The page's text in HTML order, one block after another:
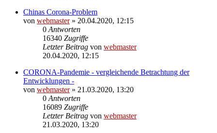
Chinas Corona-Problem
von webmaster» 20.04.2020, 12:15
0 Antworten
16340 Zugriffe
Letzter Beitrag von webmaster
20.04.2020, 12:15
CORONA-Pandemie - vergleichende Betrachtung der
Entwicklungen -
von webmaster» 21.03.2020, 13:20
0 Antworten
16089 Zugriffe
Letzter Beitrag von webmaster
21.03.2020, 13:20